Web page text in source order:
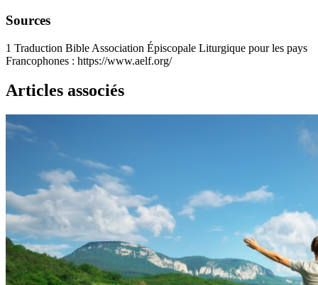
Sources
1 Traduction Bible Association Épiscopale Liturgique pour les pays
Francophones : https://www.aelf.org/
Articles associés